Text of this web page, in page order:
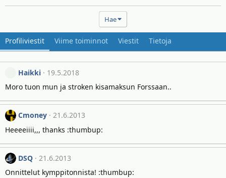
Hae
Profiliviestit Viime toiminnot Viestit Tietoja
Haikki
19.5.2018
Moro tuon mun ja stroken kisamaksun Forssaan..
Cmoney
21.6.2013
Heeeeiiii,,, thanks :thumbup:
DSQ
21.6.2013
Onnittelut kymppitonnista! :thumbup: